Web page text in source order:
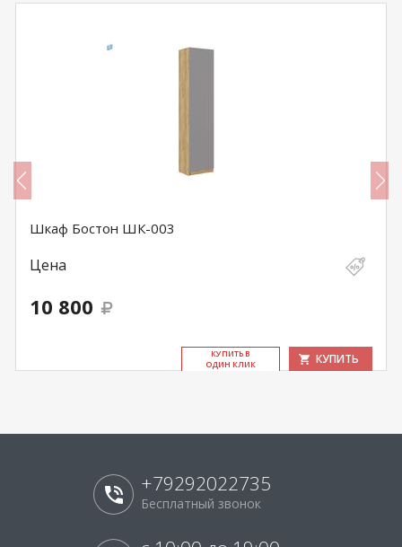
Шкаф Бостон ШК-003
Цена
10 800
КУ­ПИТЬ В
ОДИН КЛИК
КУПИТЬ
+79292022735
Бесплатный звонок